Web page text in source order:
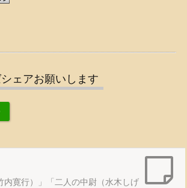
ェアお願いします
内寛行）」「二人の中尉（水木しげ